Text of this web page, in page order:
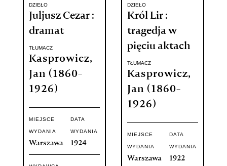
DZIEŁO
Juljusz Cezar :
dramat
TŁUMACZ
Kasprowicz,
Jan (1860-
1926)
MIEJSCE
WYDANIA
Warszawa
DATA
WYDANIA
1924
DZIEŁO
Król Lir :
tragedja w
pięciu aktach
TŁUMACZ
Kasprowicz,
Jan (1860-
1926)
MIEJSCE
WYDANIA
Warszawa
DATA
WYDANIA
1922